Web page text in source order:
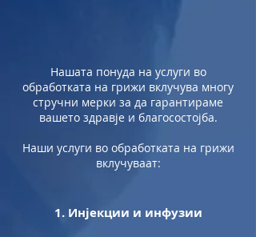
Нашата понуда на услуги во
обработката на грижи вклучува многу
стручни мерки за да гарантираме
вашето здравје и благосостојба.
Наши услуги во обработката на грижи
вклучуваат:
1. Инјекции и инфузии